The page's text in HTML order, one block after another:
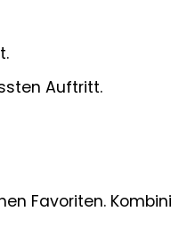
Auftritt.
Favoriten.